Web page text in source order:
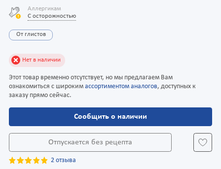
Аллергикам
С осторожностью
От глистов
Нет в наличии
Этот товар временно отсутствует, но мы предлагаем Вам
ознакомиться с широким ассортиментом аналогов, доступных к
заказу прямо сейчас.
Сообщить о наличии
Отпускается без рецепта
2 отзыва